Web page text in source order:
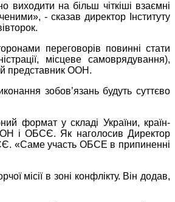
на більш чіткіші взаємні
- сказав директор Інституту
переговорів повинні стати
місцеве самоврядування),
представник ООН.
зобов’язань будуть суттєво
формат у складі України, країн-
ООН і ОБСЄ. Як наголосив Директор
«Саме участь ОБСЕ в припиненні
місії в зоні конфлікту. Він додав,